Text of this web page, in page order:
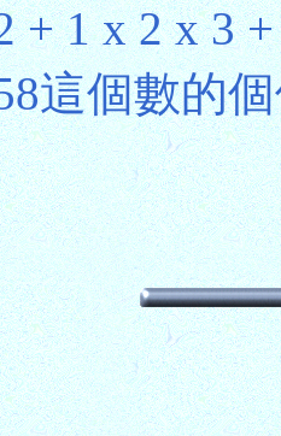
+ 1 x 2 x 3
這個數的